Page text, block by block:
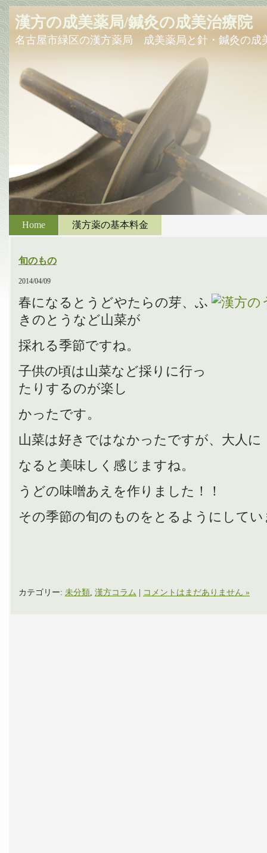
漢方の成美薬局/鍼灸の成美治療院
名古屋市緑区の漢方薬局 成美薬局と針・鍼灸の成
Home 漢方薬の基本料金
旬のもの
2014/04/09
春になるとうどやたらの芽、ふ
きのとうなど山菜が
採れる季節ですね。
子供の頃は山菜など採りに行っ
たりするのが楽し
かったです。
山菜は好きではなかったですが、大人に
なると美味しく感じますね。
うどの味噌あえを作りました！！
その季節の旬のものをとるようにしてい
カテゴリー: 未分類 漢方コラム コメントはまだありません »